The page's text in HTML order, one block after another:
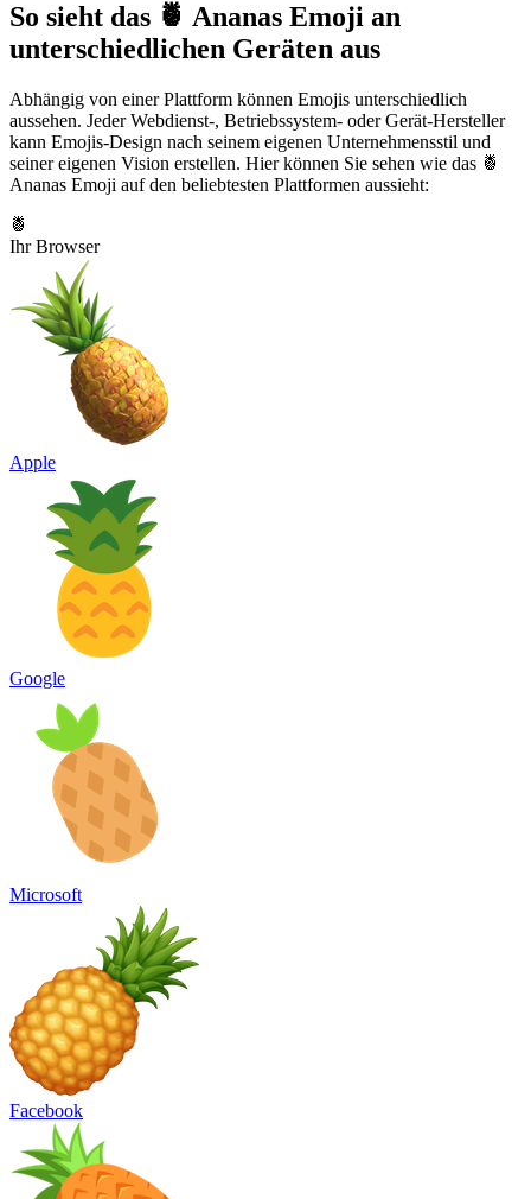
So sieht das 🍍 Ananas Emoji an
unterschiedlichen Geräten aus
Abhängig von einer Plattform können Emojis unterschiedlich
aussehen. Jeder Webdienst-, Betriebssystem- oder Gerät-Hersteller
kann Emojis-Design nach seinem eigenen Unternehmensstil und
seiner eigenen Vision erstellen. Hier können Sie sehen wie das 🍍
Ananas Emoji auf den beliebtesten Plattformen aussieht:
🍍
Ihr Browser
Apple
Google
Microsoft
Facebook